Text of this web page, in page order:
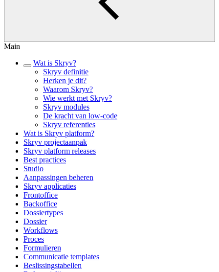
Main
Wat is Skryv?
Skryv definitie
Herken je dit?
Waarom Skryv?
Wie werkt met Skryv?
Skryv modules
De kracht van low-code
Skryv referenties
Wat is Skryv platform?
Skryv projectaanpak
Skryv platform releases
Best practices
Studio
Aanpassingen beheren
Skryv applicaties
Frontoffice
Backoffice
Dossiertypes
Dossier
Workflows
Proces
Formulieren
Communicatie templates
Beslissingstabellen